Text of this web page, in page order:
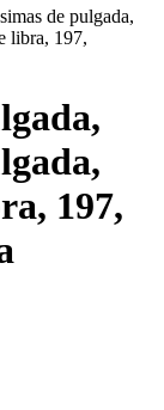
de pulgada,
libra, 197,
197,